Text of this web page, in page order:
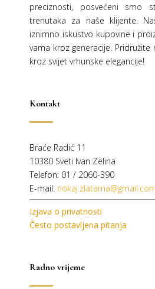
preciznosti, posvećeni smo
trenutaka za naše klijente.
iznimno iskustvo kupovine i
vama kroz generacije. Pridružite
kroz svijet vrhunske elegancije!
Kontakt
Braće Radić 11
10380 Sveti Ivan Zelina
Telefon: 01 / 2060-390
E-mail:
Izjava o privatnosti
Često postavljena pitanja
Radno vrijeme